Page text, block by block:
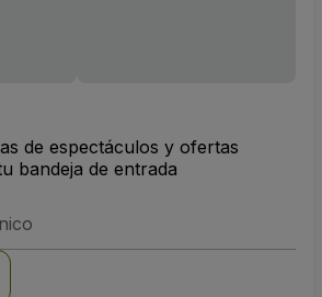
de espectáculos y ofertas
bandeja de entrada